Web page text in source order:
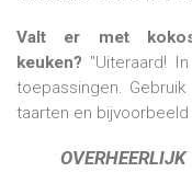
Valt er met
keuken? "Uiteraard!
toepassingen.
taarten en